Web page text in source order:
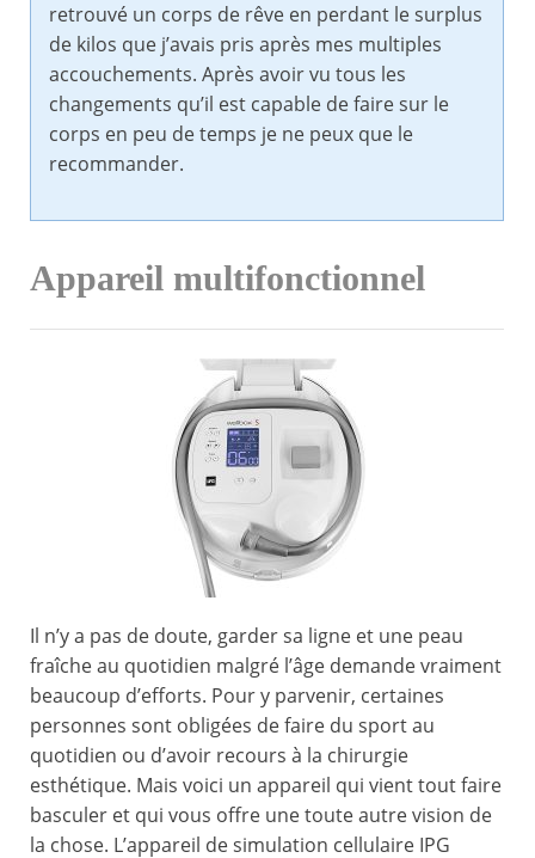
retrouvé un corps de rêve en perdant le surplus
de kilos que j’avais pris après mes multiples
accouchements. Après avoir vu tous les
changements qu’il est capable de faire sur le
corps en peu de temps je ne peux que le
recommander.
Appareil multifonctionnel
Il n’y a pas de doute, garder sa ligne et une peau
fraîche au quotidien malgré l’âge demande vraiment
beaucoup d’efforts. Pour y parvenir, certaines
personnes sont obligées de faire du sport au
quotidien ou d’avoir recours à la chirurgie
esthétique. Mais voici un appareil qui vient tout faire
basculer et qui vous offre une toute autre vision de
la chose. L’appareil de simulation cellulaire IPG